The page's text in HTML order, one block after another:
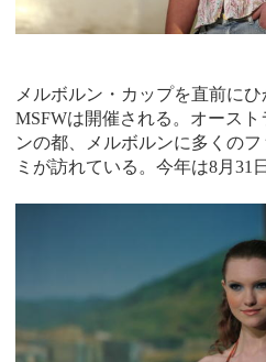
メルボルン・カップを直前にひ
MSFWは開催される。オース
ンの都、メルボルンに多くの
ミが訪れている。今年は8月31